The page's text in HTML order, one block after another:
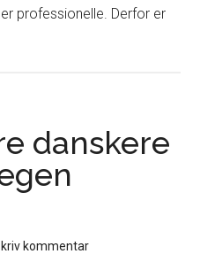
professionelle. Derfor er
danskere
kommentar